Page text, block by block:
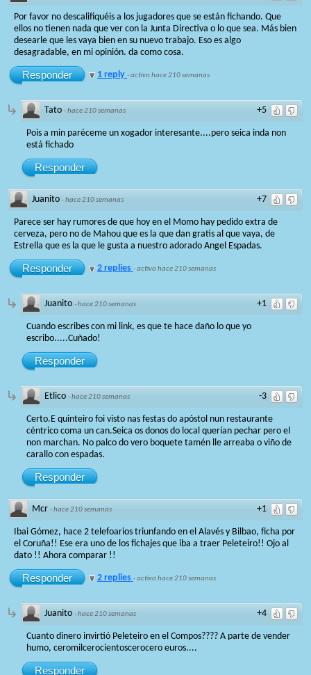
Por favor no descalifiquéis a los jugadores que se están fichando. Que
ellos no tienen nada que ver con la Junta Directiva o lo que sea. Más bien
desearle que les vaya bien en su nuevo trabajo. Eso es algo
desagradable, en mi opinión. da como cosa.
Responder 1 reply ·activo hace 210 semanas
+5
Tato ·hace 210 semanas
Pois a min paréceme un xogador interesante....pero seica inda non
está fichado
Responder
+7
Juanito ·hace 210 semanas
Parece ser hay rumores de que hoy en el Momo hay pedido extra de
cerveza, pero no de Mahou que es la que dan gratis al que vaya, de
Estrella que es la que le gusta a nuestro adorado Angel Espadas.
Responder 2 replies ·activo hace 210 semanas
+1
Juanito ·hace 210 semanas
Cuando escribes con mi link, es que te hace daño lo que yo
escribo.....Cuñado!
Responder
-3
Etlico ·hace 210 semanas
Certo.E quinteiro foi visto nas festas do apóstol nun restaurante
céntrico coma un can.Seica os donos do local querían pechar pero el
non marchan. No palco do vero boquete tamén lle arreaba o viño de
carallo con espadas.
Responder
+1
Mcr ·hace 210 semanas
Ibai Gómez, hace 2 telefoarios triunfando en el Alavés y Bilbao, ficha por
el Coruña!! Ese era uno de los fichajes que iba a traer Peleteiro!! Ojo al
dato !! Ahora comparar !!
Responder 2 replies ·activo hace 210 semanas
+4
Juanito ·hace 210 semanas
Cuanto dinero invirtió Peleteiro en el Compos???? A parte de vender
humo, ceromilcerocientoscerocero euros....
Responder